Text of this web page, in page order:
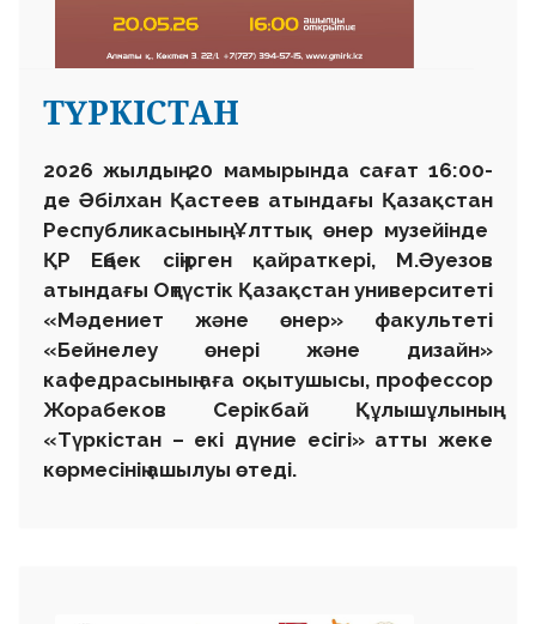
ТҮРКІСТАН
2026 жылдың 20 мамырында сағат 16:00-
де Әбілхан Қастеев атындағы Қазақстан
Республикасының Ұлттық өнер музейінде
ҚР Еңбек сіңірген қайраткері, М.Әуезов
атындағы Оңтүстік Қазақстан университеті
«Мәдениет және өнер» факультеті
«Бейнелеу өнері және дизайн»
кафедрасының аға оқытушысы, профессор
Жорабеков Серікбай Құлышұлының
«Түркістан – екі дүние есігі» атты жеке
көрмесінің ашылуы өтеді.